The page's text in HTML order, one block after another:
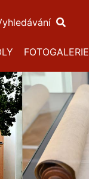
FOTOGALERIE